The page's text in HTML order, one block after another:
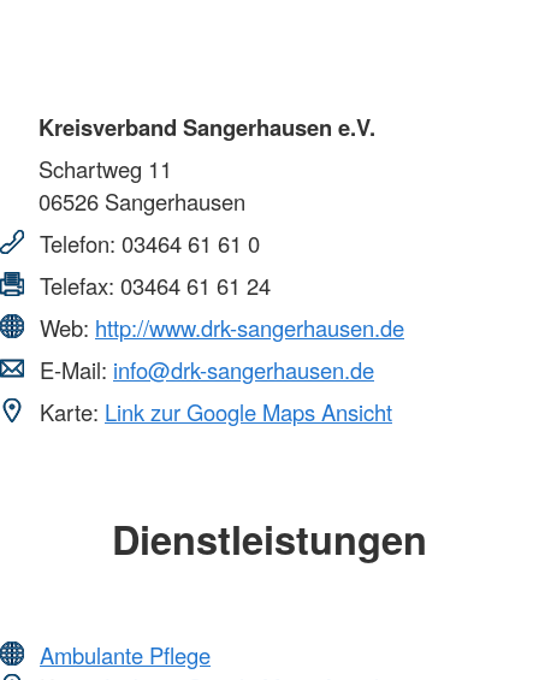
Kreisverband Sangerhausen e.V.
Schartweg 11
06526 Sangerhausen
Telefon: 03464 61 61 0
Telefax: 03464 61 61 24
Web: http://www.drk-sangerhausen.de
E-Mail: info@drk-sangerhausen.de
Karte: Link zur Google Maps Ansicht
Dienstleistungen
Ambulante Pflege